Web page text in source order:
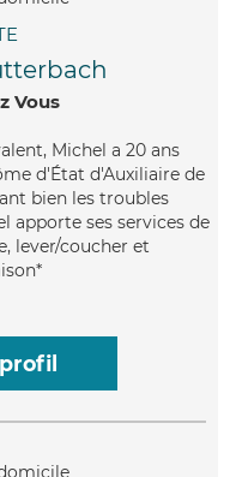
Vous
Michel a 20 ans
d'État d'Auxiliaire de
bien les troubles
apporte ses services de
lever/coucher et